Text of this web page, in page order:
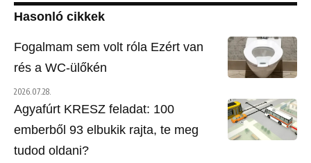
Hasonló cikkek
Fogalmam sem volt róla Ezért van
rés a WC-ülőkén
2026.07.28.
Agyafúrt KRESZ feladat: 100
emberből 93 elbukik rajta, te meg
tudod oldani?